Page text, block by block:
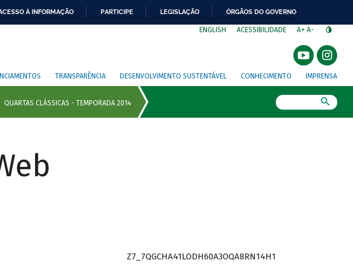
À INFORMAÇÃO PARTICIPE LEGISLAÇÃO ÓRGÃOS DO GOVERNO
ENGLISH ACESSIBILIDADE A+ A-
TRANSPARÊNCIA DESENVOLVIMENTO SUSTENTÁVEL CONHECIMENTO IMPRENSA
Z7_7QGCHA41LODH60A3OQA8RN14H1